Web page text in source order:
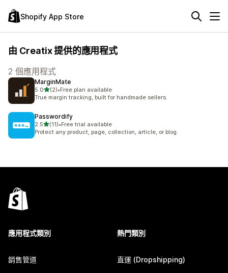
Shopify App Store
由 Creatix 提供的應用程式
2 個應用程式
MarginMate
5.0滿分 5 顆星
(2)
共有 2 則評價
•Free plan available
True margin tracking, built for handmade sellers.
Passwordify
2.5滿分 5 顆星
(11)
共有 11 則評價
•Free trial available
Protect any product, page, collection, article, or blog.
應用程式類別
銷售管道
熱門類別
直運 (Dropshipping)